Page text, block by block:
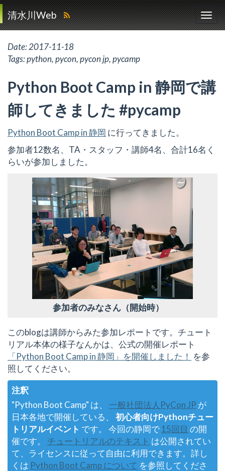
清水川Web
Date:2017-11-18
Tags:python,pycon,pycon jp,pycamp
Python Boot Camp in 静岡で講
師してきました #pycamp
Python Boot Camp in 静岡 に行ってきました。
参加者12数名、TA・スタッフ・講師4名、合計16名く
らいが参加しました。
参加者のみなさん（開始時）
このblogは講師からみた参加レポートです。チュート
リアル本体の様子なんかは、公式の開催レポート
「Python Boot Camp in 静岡」を開催しました！ を参
照してください。
注釈
"Python Boot Camp" は、 一般社団法人PyCon JP が
日本各地で開催している、 初心者向けPythonチュー
トリアルイベント です。 今回の静岡で15回目 の開
催です。 チュートリアルのテキスト は公開されてい
て、ライセンスに従って自由に利用できます。詳し
くは Python Boot Camp について を参照してくださ